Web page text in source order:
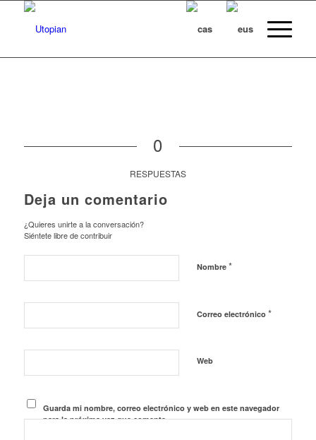
0
RESPUESTAS
Deja un comentario
¿Quieres unirte a la conversación?
Siéntete libre de contribuir
Nombre *
Correo electrónico *
Web
Guarda mi nombre, correo electrónico y web en este navegador
para la próxima vez que comente.